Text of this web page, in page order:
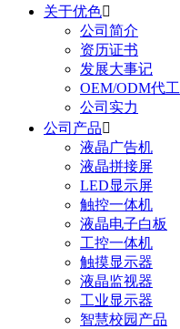
关于优色
公司简介
资历证书
发展大事记
OEM/ODM代工
公司实力
公司产品
液晶广告机
液晶拼接屏
LED显示屏
触控一体机
液晶电子白板
工控一体机
触摸显示器
液晶监视器
工业显示器
智慧校园产品